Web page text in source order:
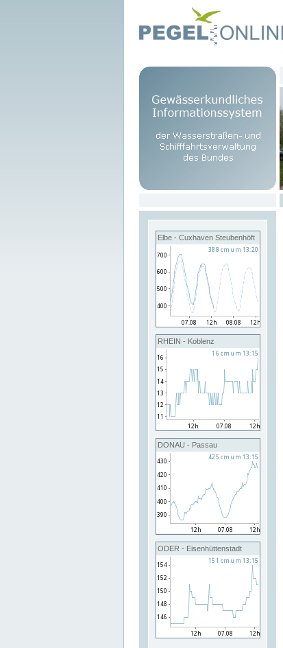
Elbe - Cuxhaven Steubenhöft
RHEIN - Koblenz
DONAU - Passau
ODER - Eisenhüttenstadt